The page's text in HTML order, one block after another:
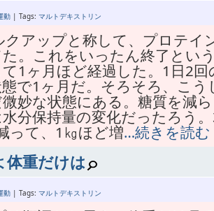
動 | Tags: マルトデキストリン
クアップと称して、プロテ
た。これをいったん終了とい
1ヶ月ほど経過した。1日2
で1ヶ月だ。そろそろ、こ
妙な状態にある。糖質を減
分保持量の変化だったろう
って、1㎏ほど増…続きを読む
体重だけは
動 | Tags: マルトデキストリン